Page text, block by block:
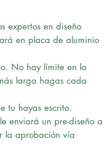
expertos en diseño
en placa de aluminio
No hay límite en la
larga hagas cada
tu hayas escrito.
enviará un pre-diseño a
la aprobación vía